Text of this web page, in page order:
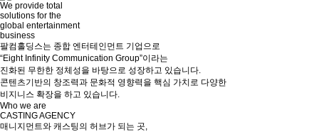
We provide total
solutions for the
global entertainment
business
팔컴홀딩스는 종합 엔터테인먼트 기업으로
“Eight Infinity Communication Group”이라는
진화된 무한한 정체성을 바탕으로 성장하고 있습니다.
콘텐츠기반의 창조력과 문화적 영향력을 핵심 가치로 다양한
비지니스 확장을 하고 있습니다.
Who we are
CASTING AGENCY
매니지먼트와 캐스팅의 허브가 되는 곳,